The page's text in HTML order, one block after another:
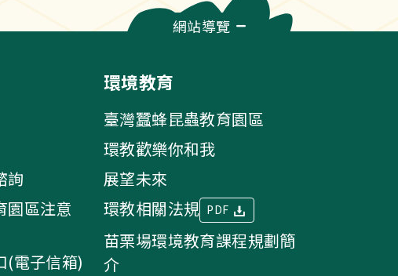
網站導覽
詢
園區注意
(電子信箱)
環境教育
臺灣蠶蜂昆蟲教育園區
環教歡樂你和我
展望未來
環教相關法規 PDF
苗栗場環境教育課程規劃簡
介